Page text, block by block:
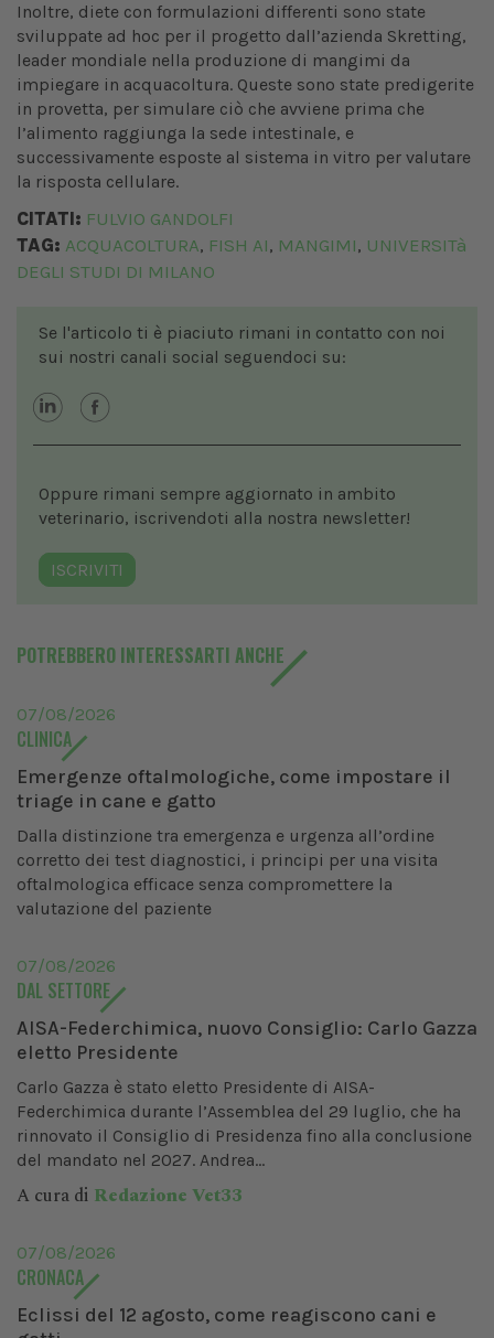
Inoltre, diete con formulazioni differenti sono state
sviluppate ad hoc per il progetto dall’azienda Skretting,
leader mondiale nella produzione di mangimi da
impiegare in acquacoltura. Queste sono state predigerite
in provetta, per simulare ciò che avviene prima che
l’alimento raggiunga la sede intestinale, e
successivamente esposte al sistema in vitro per valutare
la risposta cellulare.
CITATI: FULVIO GANDOLFI
TAG: ACQUACOLTURA, FISH AI, MANGIMI, UNIVERSITà
DEGLI STUDI DI MILANO
Se l'articolo ti è piaciuto rimani in contatto con noi
sui nostri canali social seguendoci su:
Oppure rimani sempre aggiornato in ambito
veterinario, iscrivendoti alla nostra newsletter!
ISCRIVITI
POTREBBERO INTERESSARTI ANCHE
07/08/2026
CLINICA
Emergenze oftalmologiche, come impostare il
triage in cane e gatto
Dalla distinzione tra emergenza e urgenza all’ordine
corretto dei test diagnostici, i principi per una visita
oftalmologica efficace senza compromettere la
valutazione del paziente
07/08/2026
DAL SETTORE
AISA-Federchimica, nuovo Consiglio: Carlo Gazza
eletto Presidente
Carlo Gazza è stato eletto Presidente di AISA-
Federchimica durante l’Assemblea del 29 luglio, che ha
rinnovato il Consiglio di Presidenza fino alla conclusione
del mandato nel 2027. Andrea...
A cura di Redazione Vet33
07/08/2026
CRONACA
Eclissi del 12 agosto, come reagiscono cani e